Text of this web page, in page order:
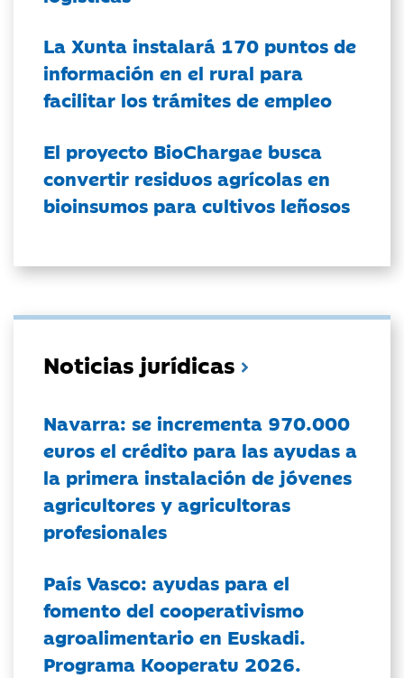
La Xunta instalará 170 puntos de
información en el rural para
facilitar los trámites de empleo
El proyecto BioChargae busca
convertir residuos agrícolas en
bioinsumos para cultivos leñosos
Noticias jurídicas
Navarra: se incrementa 970.000
euros el crédito para las ayudas a
la primera instalación de jóvenes
agricultores y agricultoras
profesionales
País Vasco: ayudas para el
fomento del cooperativismo
agroalimentario en Euskadi.
Programa Kooperatu 2026.